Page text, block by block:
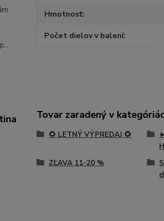
Hmotnosť
Počet dielov v balení
Tovar zaradený v
🌻 LETNÝ VÝPREDAJ 🌻
ZĽAVA 11-20 %